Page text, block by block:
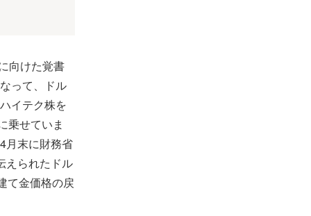
向けた覚書
って、ドル
イテク株を
乗せていま
月末に財務省
えられたドル
て金価格の戻